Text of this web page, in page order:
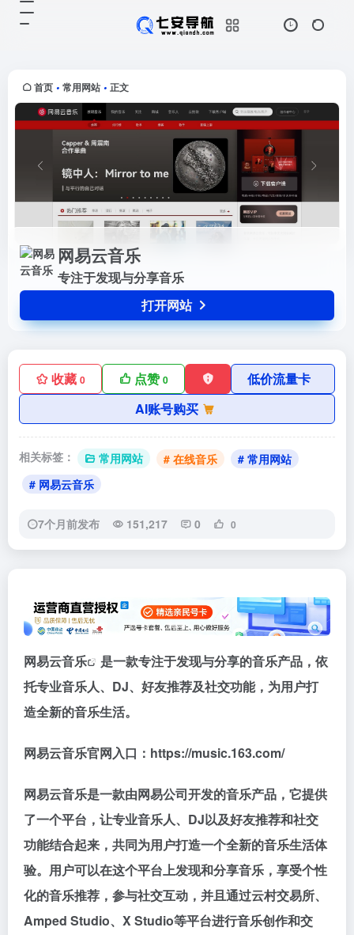
首页 • 常用网站 • 正文
网易云音乐
专注于发现与分享音乐
打开网站
收藏 0 点赞0
低价流量卡
AI账号购买
相关标签： 常用网站 # 在线音乐
# 常用网站
# 网易云音乐
7个月前发布 151,217 0 0
网易云音乐
是一款专注于发现与分享的音乐产品，依
托专业音乐人、DJ、好友推荐及社交功能，为用户打
造全新的音乐生活。
网易云音乐官网入口：https://music.163.com/
网易云音乐是一款由网易公司开发的音乐产品，它提供
了一个平台，让专业音乐人、DJ以及好友推荐和社交
功能结合起来，共同为用户打造一个全新的音乐生活体
验。用户可以在这个平台上发现和分享音乐，享受个性
化的音乐推荐，参与社交互动，并且通过云村交易所、
Amped Studio、X Studio等平台进行音乐创作和交